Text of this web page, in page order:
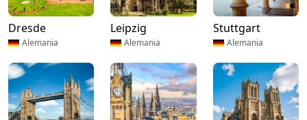
Dresde
Alemania
Leipzig
Alemania
Stuttgart
Alemania